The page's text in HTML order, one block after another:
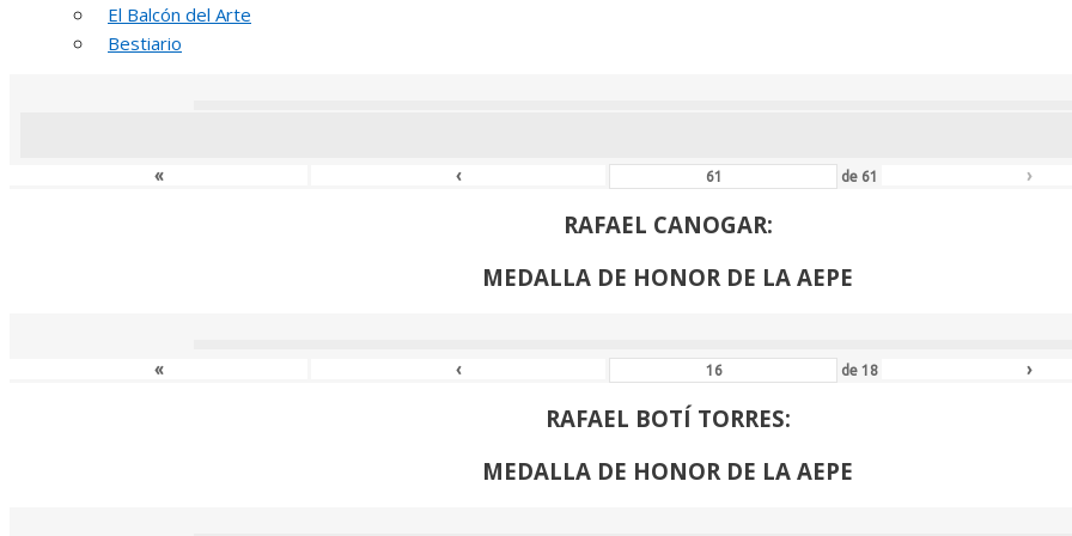
El Balcón del Arte
Bestiario
« ‹ de 61 ›
RAFAEL CANOGAR:
MEDALLA DE HONOR DE LA AEPE
« ‹ de 18 ›
RAFAEL BOTÍ TORRES:
MEDALLA DE HONOR DE LA AEPE